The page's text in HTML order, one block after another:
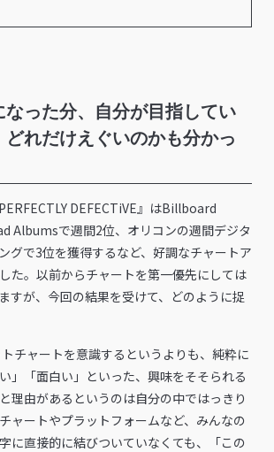
なった分、自分が目指してい
どれだけえぐいのかも分かっ
PERFECTLY DEFECTiVE』はBillboard
Albumsで週間2位、オリコンの週間デジタ
グで3位を獲得するなど、好調なチャートア
た。以前からチャートを第一優先にしては
すが、今回の結果を受けて、どのように捉
チャートを意識するというよりも、純粋に
」「面白い」といった、興味をそそられる
理由があるというのは自分の中ではっきり
ャートやプラットフォームなど、みんなの
に直接的に結びついていなくても、「この